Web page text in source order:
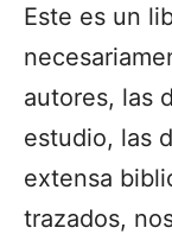
Este es un
autores, las
estudio, las
extensa
trazados,